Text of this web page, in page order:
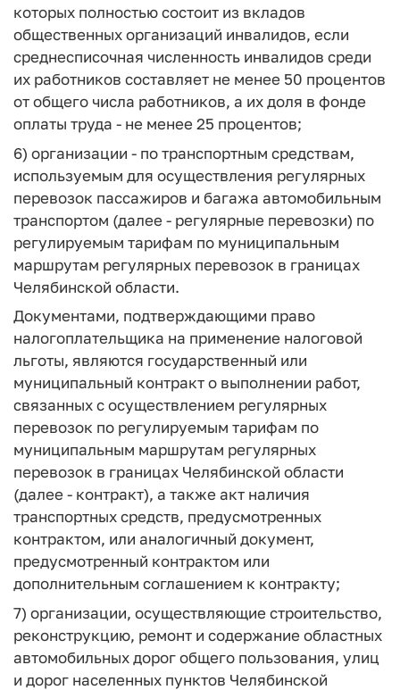
которых полностью состоит из вкладов
общественных организаций инвалидов, если
среднесписочная численность инвалидов среди
их работников составляет не менее 50 процентов
от общего числа работников, а их доля в фонде
оплаты труда - не менее 25 процентов;
6) организации - по транспортным средствам,
используемым для осуществления регулярных
перевозок пассажиров и багажа автомобильным
транспортом (далее - регулярные перевозки) по
регулируемым тарифам по муниципальным
маршрутам регулярных перевозок в границах
Челябинской области.
Документами, подтверждающими право
налогоплательщика на применение налоговой
льготы, являются государственный или
муниципальный контракт о выполнении работ,
связанных с осуществлением регулярных
перевозок по регулируемым тарифам по
муниципальным маршрутам регулярных
перевозок в границах Челябинской области
(далее - контракт), а также акт наличия
транспортных средств, предусмотренных
контрактом, или аналогичный документ,
предусмотренный контрактом или
дополнительным соглашением к контракту;
7) организации, осуществляющие строительство,
реконструкцию, ремонт и содержание областных
автомобильных дорог общего пользования, улиц
и дорог населенных пунктов Челябинской